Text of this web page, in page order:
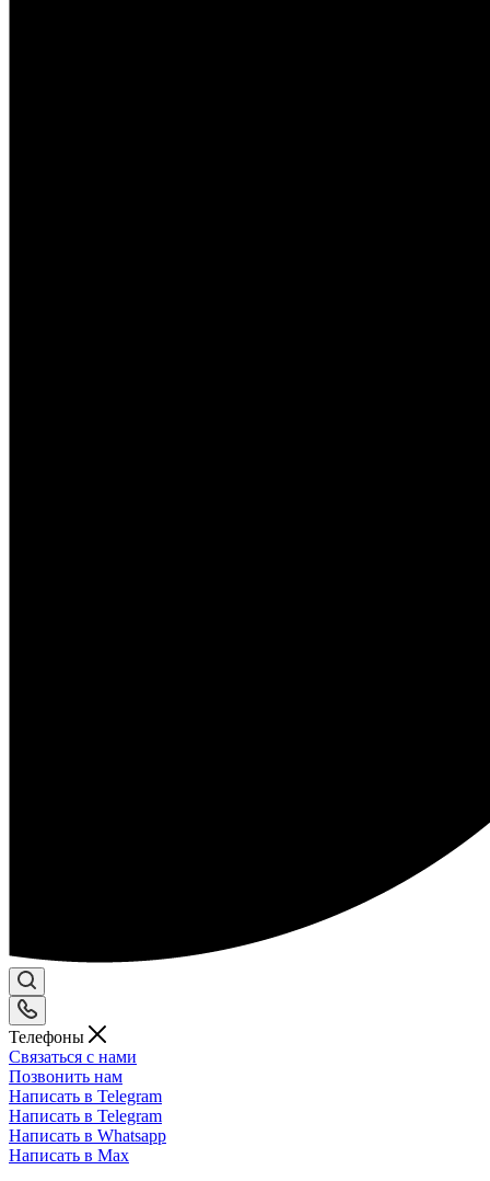
Телефоны
Связаться с нами
Позвонить нам
Написать в Telegram
Написать в Telegram
Написать в Whatsapp
Написать в Max